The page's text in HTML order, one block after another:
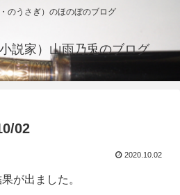
のうさぎ）のほのぼのブログ
説家）山雨乃兎のブログ
02
2020.10.02
が出ました。